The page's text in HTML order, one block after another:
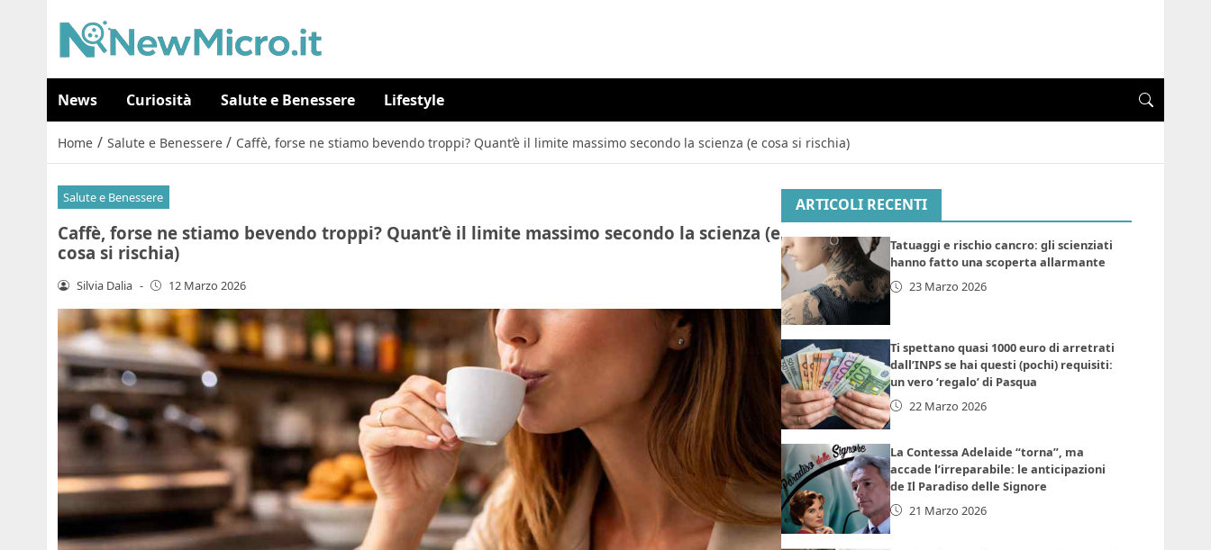
News Curiosità Salute e Benessere Lifestyle
Home / Salute e Benessere / Caffè, forse ne stiamo bevendo troppi? Quant’è il limite massimo secondo la scienza (e cosa si rischia)
Salute e Benessere
Caffè, forse ne stiamo bevendo troppi? Quant’è il limite massimo secondo la scienza (e
cosa si rischia)
Silvia Dalia - 12 Marzo 2026
ARTICOLI RECENTI
Tatuaggi e rischio cancro: gli scienziati
hanno fatto una scoperta allarmante
23 Marzo 2026
Ti spettano quasi 1000 euro di arretrati
dall’INPS se hai questi (pochi) requisiti:
un vero ‘regalo’ di Pasqua
22 Marzo 2026
La Contessa Adelaide “torna”, ma
accade l’irreparabile: le anticipazioni
de Il Paradiso delle Signore
21 Marzo 2026